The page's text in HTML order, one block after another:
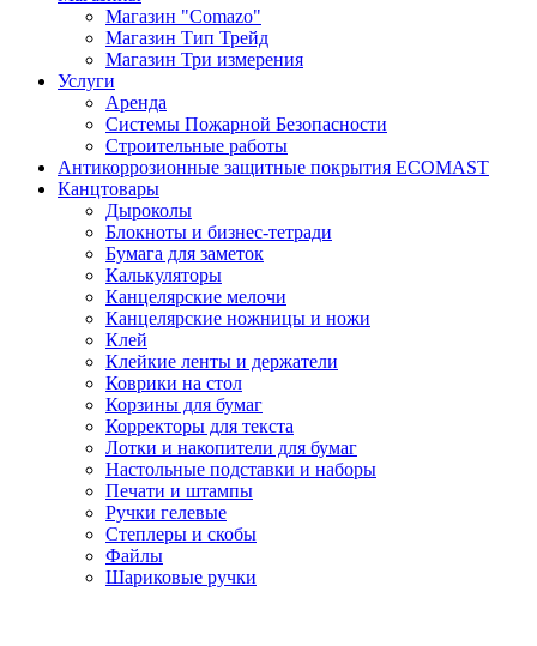
Магазин "Comazo"
Магазин Тип Трейд
Магазин Три измерения
Услуги
Аренда
Системы Пожарной Безопасности
Строительные работы
Антикоррозионные защитные покрытия ECOMAST
Канцтовары
Дыроколы
Блокноты и бизнес-тетради
Бумага для заметок
Калькуляторы
Канцелярские мелочи
Канцелярские ножницы и ножи
Клей
Клейкие ленты и держатели
Коврики на стол
Корзины для бумаг
Корректоры для текста
Лотки и накопители для бумаг
Настольные подставки и наборы
Печати и штампы
Ручки гелевые
Степлеры и скобы
Файлы
Шариковые ручки